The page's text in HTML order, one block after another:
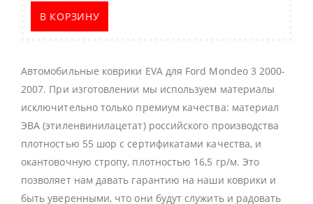
В КОРЗИНУ
Автомобильные коврики EVA для Ford Mondeo 3 2000-
2007. При изготовлении мы используем материалы
исключительно только премиум качества: материал
ЭВА (этиленвинилацетат) российского производства
плотностью 55 шор с сертификатами качества, и
окантовочную стропу, плотностью 16,5 гр/м. Это
позволяет нам давать гарантию на наши коврики и
быть уверенными, что они будут служить и радовать